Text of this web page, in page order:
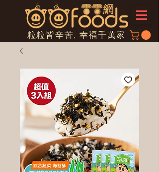
粒粒皆辛苦, 幸福千萬家